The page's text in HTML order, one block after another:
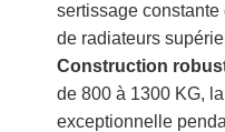
sertissage
de radiateurs
Construction
de 800 à 1300 KG,
exceptionnelle